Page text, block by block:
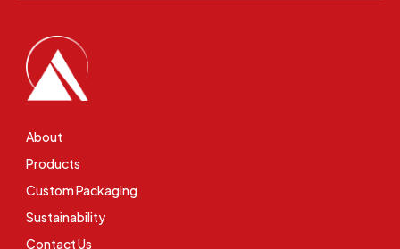
About
Products
Custom Packaging
Sustainability
Contact Us